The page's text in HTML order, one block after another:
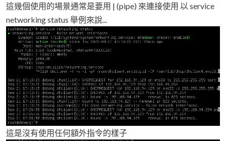
這幾個使用的場景通常是要用 | (pipe) 來連接使用 以 service
networking status 舉例來說...
這是沒有使用任何額外指令的樣子